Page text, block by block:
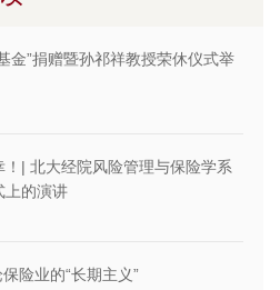
金”捐赠暨孙祁祥教授荣休仪式举
| 北大经院风险管理与保险学系
上的演讲
险业的“长期主义”